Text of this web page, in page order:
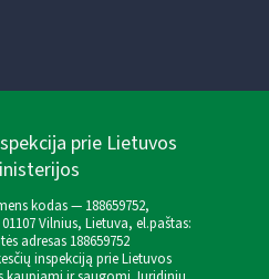
prie Lietuvos
kodas — 188659752,
Vilnius, Lietuva, el.paštas:
adresas 188659752
inspekciją prie Lietuvos